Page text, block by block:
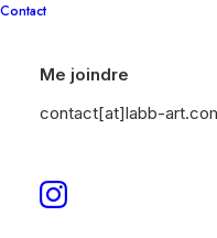
Contact
Me joindre
contact[at]labb-